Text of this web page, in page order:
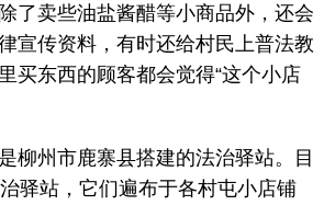
了卖些油盐酱醋等小商品外，还会
宣传资料，有时还给村民上普法教
买东西的顾客都会觉得“这个小店
州市鹿寨县搭建的法治驿站。目
驿站，它们遍布于各村屯小店铺